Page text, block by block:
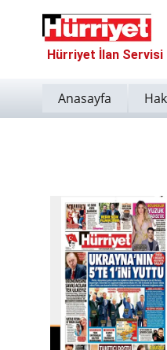
Hürriyet İlan Servisi
Anasayfa